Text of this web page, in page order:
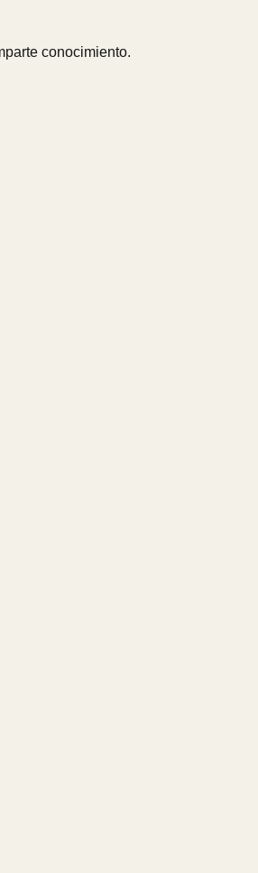
conocimiento.